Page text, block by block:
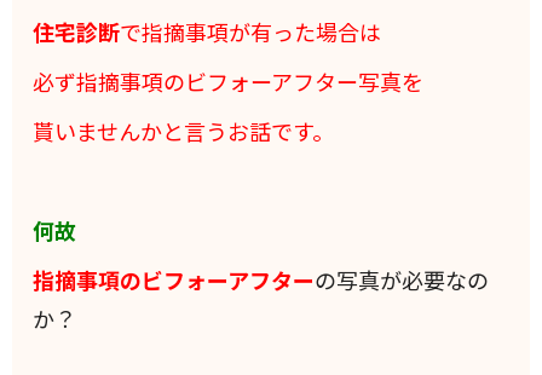
住宅診断で指摘事項が有った場合は
必ず指摘事項のビフォーアフター写真を
貰いませんかと言うお話です。
何故
指摘事項のビフォーアフターの写真が必要なの
か？